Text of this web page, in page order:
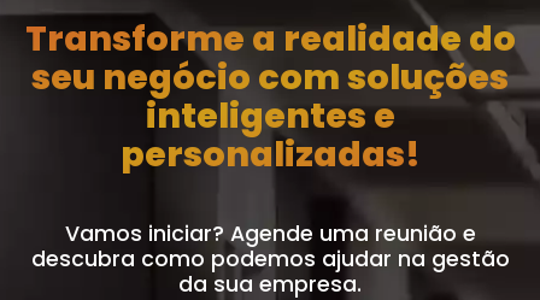
Transforme a realidade do
seu negócio com soluções
inteligentes e
personalizadas!
Vamos iniciar? Agende uma reunião e
descubra como podemos ajudar na gestão
da sua empresa.